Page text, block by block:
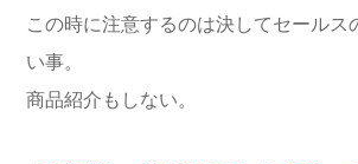
この時に注意するのは決してセールス
い事。
商品紹介もしない。